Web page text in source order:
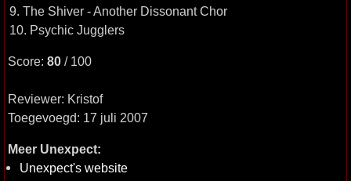
9. The Shiver - Another Dissonant Chor
10. Psychic Jugglers
Score: 80 / 100
Reviewer: Kristof
Toegevoegd: 17 juli 2007
Meer Unexpect:
Unexpect's website